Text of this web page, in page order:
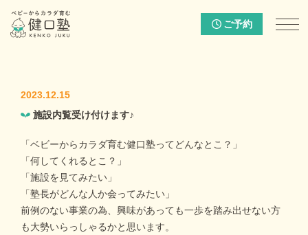
ご予約
2023.12.15
施設内覧受け付けます♪
「ベビーからカラダ育む健口塾ってどんなとこ？」
「何してくれるとこ？」
「施設を見てみたい」
「塾長がどんな人か会ってみたい」
前例のない事業の為、興味があっても一歩を踏み出せない方
も大勢いらっしゃるかと思います。